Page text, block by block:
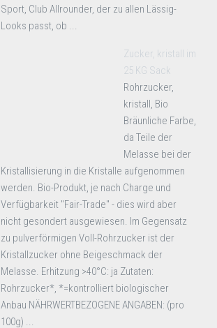
Sport, Club Allrounder, der zu allen Lässig-
Looks passt, ob ...
Zucker, kristall im
25 KG Sack
Rohrzucker,
kristall, Bio
Bräunliche Farbe,
da Teile der
Melasse bei der
Kristallisierung in die Kristalle aufgenommen
werden. Bio-Produkt, je nach Charge und
Verfügbarkeit "Fair-Trade" - dies wird aber
nicht gesondert ausgewiesen. Im Gegensatz
zu pulverförmigen Voll-Rohrzucker ist der
Kristallzucker ohne Beigeschmack der
Melasse. Erhitzung >40°C: ja Zutaten:
Rohrzucker*, *=kontrolliert biologischer
Anbau NÄHRWERTBEZOGENE ANGABEN: (pro
100g) ...